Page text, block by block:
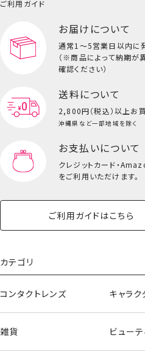
ご利用ガイド
お届けについて
通常1～5営業日以内に
（※商品によって納期が
確認ください）
送料について
2,800円（税込）以上お
沖縄県など一部地域を除く
お支払いについて
クレジットカード・
をご利用いただけます。
ご利用ガイドはこちら
カテゴリ
コンタクトレンズ キャラク
雑貨 ビュー